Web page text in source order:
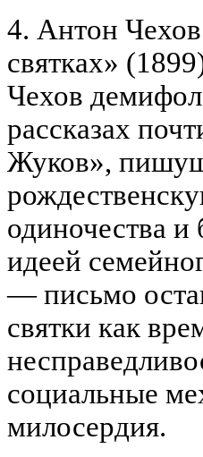
4. Антон
святках»
Чехов
рассказах
Жуков»,
одиночества
идеей
— письмо
святки как
социальные
милосердия.